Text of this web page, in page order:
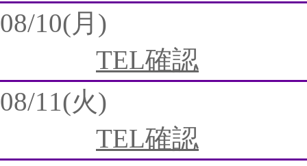
08/10(月)
TEL確認
08/11(火)
TEL確認